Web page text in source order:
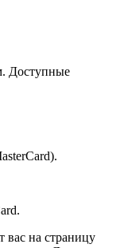
Доступные
вас на страницу